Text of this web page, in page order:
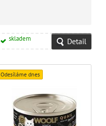
skladem Detail
Odesíláme dnes